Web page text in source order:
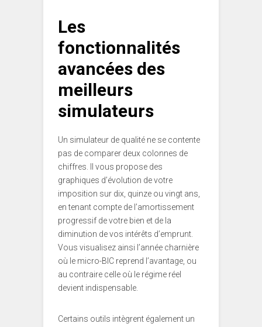
Les
fonctionnalités
avancées des
meilleurs
simulateurs
Un simulateur de qualité ne se contente
pas de comparer deux colonnes de
chiffres. Il vous propose des
graphiques d’évolution de votre
imposition sur dix, quinze ou vingt ans,
en tenant compte de l’amortissement
progressif de votre bien et de la
diminution de vos intérêts d’emprunt.
Vous visualisez ainsi l’année charnière
où le micro-BIC reprend l’avantage, ou
au contraire celle où le régime réel
devient indispensable.
Certains outils intègrent également un